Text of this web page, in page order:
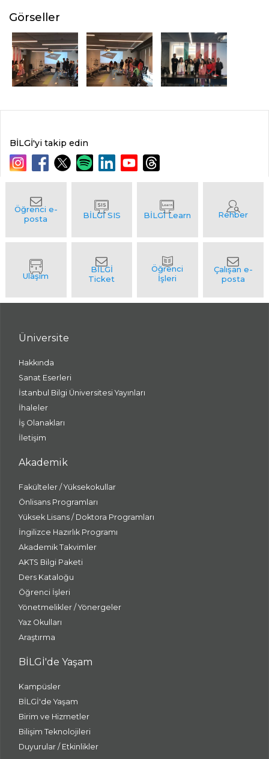
Görseller
BİLGİ'yi takip edin
Üniversite
Hakkında
Sanat Eserleri
İstanbul Bilgi Üniversitesi Yayınları
İhaleler
İş Olanakları
İletişim
Akademik
Fakülteler / Yüksekokullar
Önlisans Programları
Yüksek Lisans / Doktora Programları
İngilizce Hazırlık Programı
Akademik Takvimler
AKTS Bilgi Paketi
Ders Kataloğu
Öğrenci İşleri
Yönetmelikler / Yönergeler
Yaz Okulları
Araştırma
BİLGİ'de Yaşam
Kampüsler
BİLGİ'de Yaşam
Birim ve Hizmetler
Bilişim Teknolojileri
Duyurular / Etkinlikler